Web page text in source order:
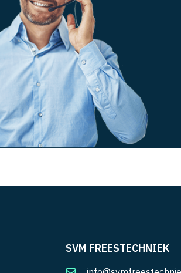
SVM FREESTECHNIEK